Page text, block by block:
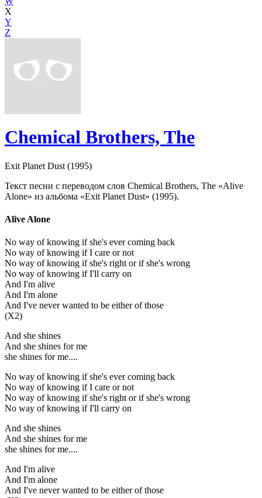
X
Y
Z
Chemical Brothers, The
Exit Planet Dust (1995)
Текст песни с переводом слов Chemical Brothers, The «Alive
Alone» из альбома «Exit Planet Dust» (1995).
Alive Alone
No way of knowing if she's ever coming back
No way of knowing if I care or not
No way of knowing if she's right or if she's wrong
No way of knowing if I'll carry on
And I'm alive
And I'm alone
And I've never wanted to be either of those
(X2)
And she shines
And she shines for me
she shines for me....
No way of knowing if she's ever coming back
No way of knowing if I care or not
No way of knowing if she's right or if she's wrong
No way of knowing if I'll carry on
And she shines
And she shines for me
she shines for me....
And I'm alive
And I'm alone
And I've never wanted to be either of those